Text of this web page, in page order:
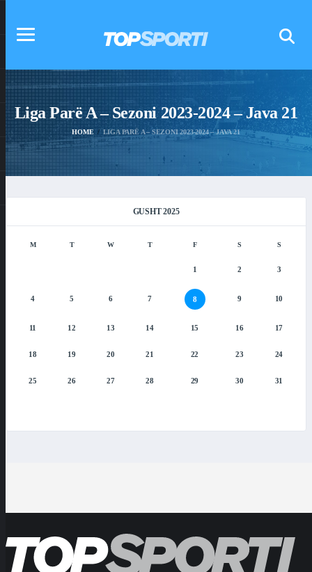
Liga Parë A – Sezoni 2023-2024 – Java 21
HOME LIGA PARË A – SEZONI 2023-2024 – JAVA 21
GUSHT 2025
M T W T F S S
1 2 3
4 5 6 7 8 9 10
11 12 13 14 15 16 17
18 19 20 21 22 23 24
25 26 27 28 29 30 31